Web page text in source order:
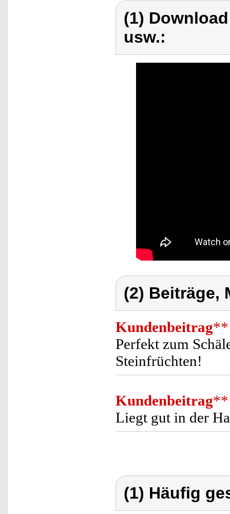
(1)
usw.:
(2) Beiträge,
Kundenbeitrag**
Perfekt zum
Steinfrüchten!
Kundenbeitrag**
Liegt gut in der
(1) Häufig